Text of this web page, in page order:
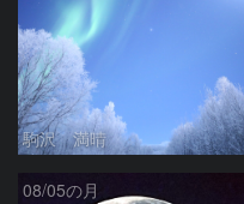
駒沢 満晴
08/05の月